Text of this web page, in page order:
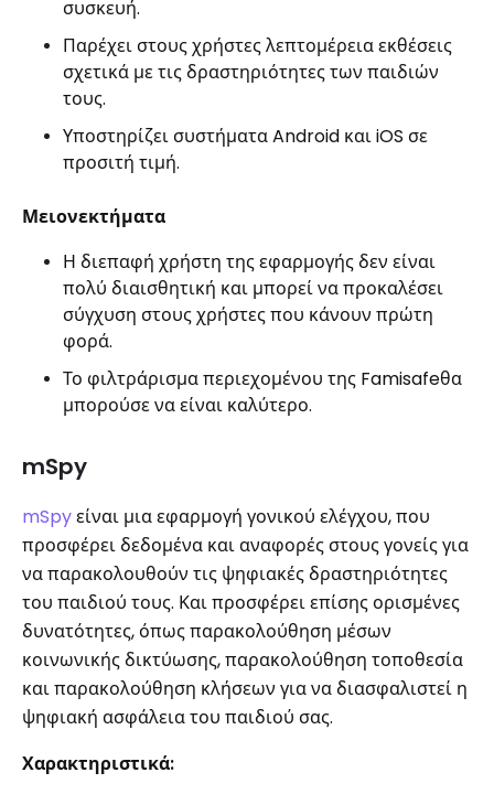
συσκευή.
Παρέχει στους χρήστες λεπτομέρεια εκθέσεις
σχετικά με τις δραστηριότητες των παιδιών
τους.
Υποστηρίζει συστήματα Android και iOS σε
προσιτή τιμή.
Μειονεκτήματα
Η διεπαφή χρήστη της εφαρμογής δεν είναι
πολύ διαισθητική και μπορεί να προκαλέσει
σύγχυση στους χρήστες που κάνουν πρώτη
φορά.
Το φιλτράρισμα περιεχομένου της Famisafeθα
μπορούσε να είναι καλύτερο.
mSpy
mSpyείναι μια εφαρμογή γονικού ελέγχου, που
προσφέρει δεδομένα και αναφορές στους γονείς για
να παρακολουθούν τις ψηφιακές δραστηριότητες
του παιδιού τους. Και προσφέρει επίσης ορισμένες
δυνατότητες, όπως παρακολούθηση μέσων
κοινωνικής δικτύωσης, παρακολούθηση τοποθεσία
και παρακολούθηση κλήσεων για να διασφαλιστεί η
ψηφιακή ασφάλεια του παιδιού σας.
Χαρακτηριστικά: